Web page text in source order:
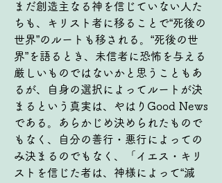
まだ創造主なる神を信じていない人た
ちも、キリスト者に移ることで“死後の
世界”のルートも移される。“死後の世
界”を語るとき、未信者に恐怖を与える
厳しいものではないかと思うこともあ
るが、自身の選択によってルートが決
まるという真実は、やはりGood News
である。あらかじめ決められたもので
もなく、自分の善行・悪行によっての
み決まるのでもなく、「イエス・キリ
ストを信じた者は、神様によって“滅